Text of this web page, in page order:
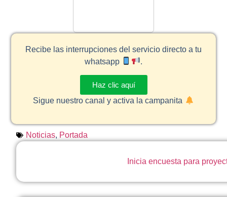
Recibe las interrupciones del servicio directo a tu
whatsapp
.
Haz clic aquí
Sigue nuestro canal y activa la campanita
Noticias, Portada
Inicia encuesta para